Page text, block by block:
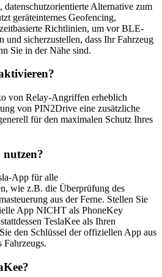
datenschutzorientierte Alternative zum
geräteinternes Geofencing,
Richtlinien, um vor BLE-
sicherzustellen, dass Ihr Fahrzeug
Sie in der Nähe sind.
von Relay-Angriffen erheblich
von PIN2Drive eine zusätzliche
für den maximalen Schutz Ihres
nutzen?
App für alle
wie z.B. die Überprüfung des
aus der Ferne. Stellen Sie
App NICHT als PhoneKey
TeslaKee als Ihren
den Schlüssel der offiziellen App aus
Fahrzeugs.